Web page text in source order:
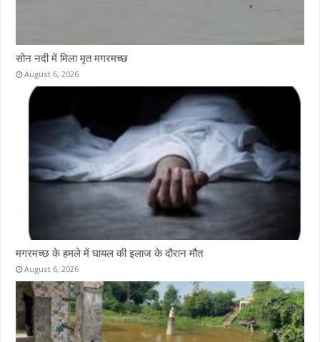
सोन नदी में मिला मृत मगरमच्छ
August 6, 2026
मगरमच्छ के हमले में घायल की इलाज के दौरान मौत
August 6, 2026